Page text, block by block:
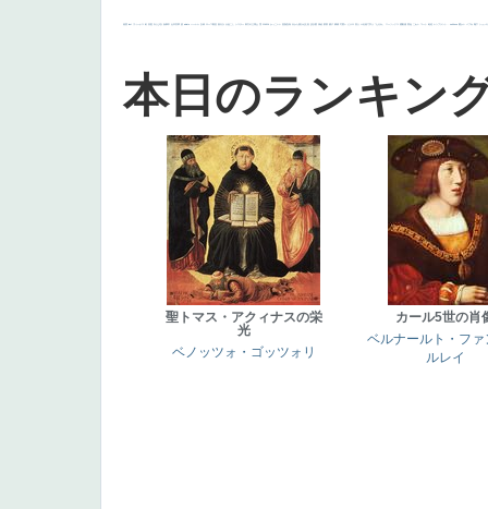
画質 last ヴィーナス 剣 白人少女 食事中 山本芳翠 麦 alciato ハーレム 女神 ローマ教皇 奥行き 火起こし シスター 東方の三博士 114514 かっこいい 受胎告知 天から覗き込む顔 設計図 挿絵 群衆 親子 裸婦 可愛い ピサロ ＃名画で学ぶ「たるみ」 ニーソックス 躍動感 黄色 こわい コート 畦道 レンブラント・ sekkusu 暖かい バブみ 靴下 ショッ
本日のランキン
聖トマス・アクィナスの栄
光
ベノッツォ・ゴッツォリ
カール5世の肖
ベルナールト・ファ
ルレイ